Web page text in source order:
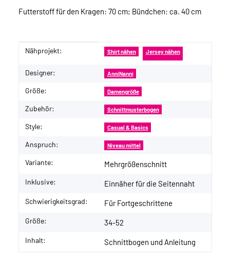
Futterstoff für den Kragen: 70 cm; Bündchen: ca. 40 cm
Produkteigenschaft
Wert
Nähprojekt: Shirt nähen Jersey nähen
Designer: AnniNanni
Größe: Damengröße
Zubehör: Schnittmusterbogen
Style: Casual & Basics
Anspruch: Niveau mittel
Variante: Mehrgrößenschnitt
Inklusive: Einnäher für die Seitennaht
Schwierigkeitsgrad: Für Fortgeschrittene
Größe: 34-52
Inhalt: Schnittbogen und Anleitung